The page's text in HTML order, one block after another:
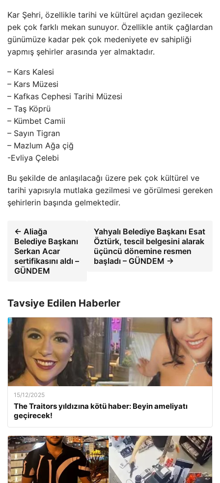
Kar Şehri, özellikle tarihi ve kültürel açıdan gezilecek
pek çok farklı mekan sunuyor. Özellikle antik çağlardan
günümüze kadar pek çok medeniyete ev sahipliği
yapmış şehirler arasında yer almaktadır.
– Kars Kalesi
– Kars Müzesi
– Kafkas Cephesi Tarihi Müzesi
– Taş Köprü
– Kümbet Camii
– Sayın Tigran
– Mazlum Ağa çiğ
-Evliya Çelebi
Bu şekilde de anlaşılacağı üzere pek çok kültürel ve
tarihi yapısıyla mutlaka gezilmesi ve görülmesi gereken
şehirlerin başında gelmektedir.
← Aliağa
Belediye Başkanı
Serkan Acar
sertifikasını aldı –
GÜNDEM
Yahyalı Belediye Başkanı Esat
Öztürk, tescil belgesini alarak
üçüncü dönemine resmen
başladı – GÜNDEM →
Tavsiye Edilen Haberler
15/12/2025
The Traitors yıldızına kötü haber: Beyin ameliyatı
geçirecek!